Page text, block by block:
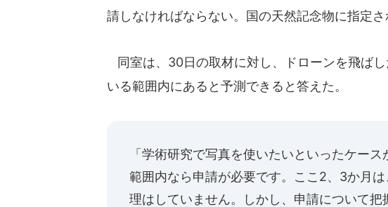
請しなければならない。国の天然記念物に指定
同室は、30日の取材に対し、ドローンを飛ば
いる範囲内にあると予測できると答えた。
「学術研究で写真を使いたいといったケー
範囲内なら申請が必要です。ここ2、3か月
理はしていません。しかし、申請について